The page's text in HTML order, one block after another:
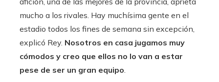
mucho a los rivales. Hay muchísima gente en el
estadio todos los fines de semana sin excepción,
explicó Rey. Nosotros en casa jugamos muy
cómodos y creo que ellos no lo van a estar
pese de ser un gran equipo.